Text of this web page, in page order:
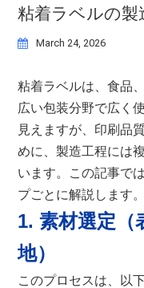
粘着ラベルの製
March 24, 2026
粘着ラベルは、食品
広い包装分野で広く
見えますが、印刷品
めに、製造工程には
います。この記事で
プごとに解説します。
1. 素材選定（
地）
このプロセスは、以